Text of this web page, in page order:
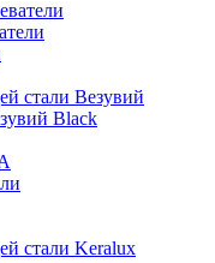
стали Везувий
Black
стали Keralux